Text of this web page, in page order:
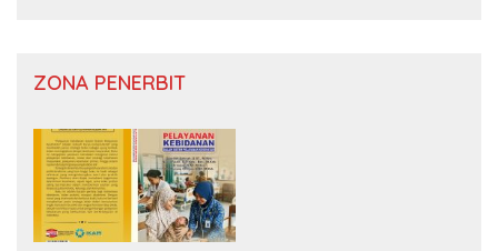
ZONA PENERBIT